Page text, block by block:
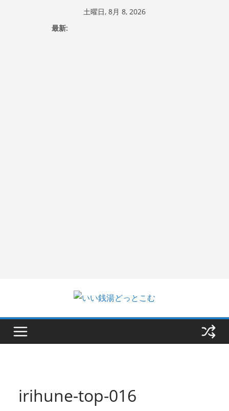
土曜日, 8月 8, 2026
最新:
irihune-top-016